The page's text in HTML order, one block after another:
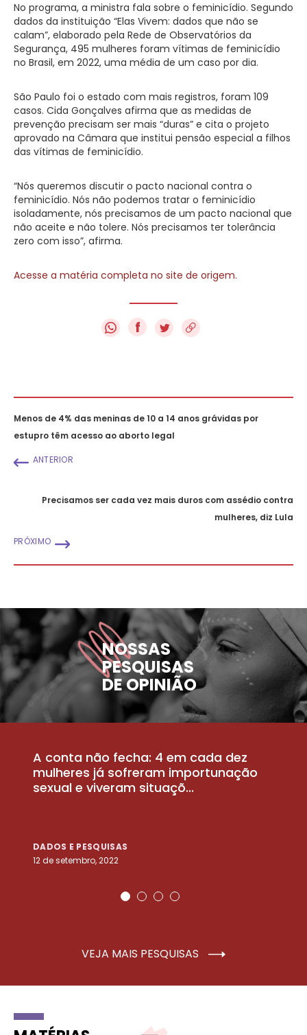
No programa, a ministra fala sobre o feminicídio. Segundo
dados da instituição “Elas Vivem: dados que não se
calam”, elaborado pela Rede de Observatórios da
Segurança, 495 mulheres foram vítimas de feminicídio
no Brasil, em 2022, uma média de um caso por dia.
São Paulo foi o estado com mais registros, foram 109
casos. Cida Gonçalves afirma que as medidas de
prevenção precisam ser mais “duras” e cita o projeto
aprovado na Câmara que institui pensão especial a filhos
das vítimas de feminicídio.
“Nós queremos discutir o pacto nacional contra o
feminicídio. Nós não podemos tratar o feminicídio
isoladamente, nós precisamos de um pacto nacional que
não aceite e não tolere. Nós precisamos ter tolerância
zero com isso”, afirma.
Acesse a matéria completa no site de origem.
f
Menos de 4% das meninas de 10 a 14 anos grávidas por
estupro têm acesso ao aborto legal
ANTERIOR
Precisamos ser cada vez mais duros com assédio contra
mulheres, diz Lula
PRÓXIMO
NOSSAS
PESQUISAS
DE OPINIÃO
A conta não fecha: 4 em cada dez
mulheres já sofreram importunação
sexual e viveram situaçõ...
DADOS E PESQUISAS
12 de setembro, 2022
VEJA MAIS PESQUISAS